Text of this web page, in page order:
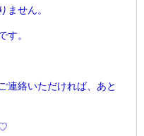
ません。
す。
連絡いただければ、あと